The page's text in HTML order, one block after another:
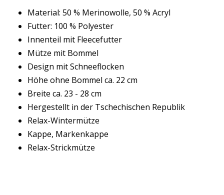
Material: 50 % Merinowolle, 50 % Acryl
Futter: 100 % Polyester
Innenteil mit Fleecefutter
Mütze mit Bommel
Design mit Schneeflocken
Höhe ohne Bommel ca. 22 cm
Breite ca. 23 - 28 cm
Hergestellt in der Tschechischen Republik
Relax-Wintermütze
Kappe, Markenkappe
Relax-Strickmütze